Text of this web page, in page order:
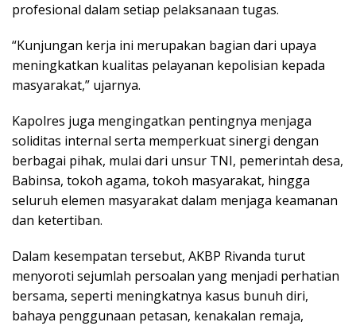
profesional dalam setiap pelaksanaan tugas.
“Kunjungan kerja ini merupakan bagian dari upaya
meningkatkan kualitas pelayanan kepolisian kepada
masyarakat,” ujarnya.
Kapolres juga mengingatkan pentingnya menjaga
soliditas internal serta memperkuat sinergi dengan
berbagai pihak, mulai dari unsur TNI, pemerintah desa,
Babinsa, tokoh agama, tokoh masyarakat, hingga
seluruh elemen masyarakat dalam menjaga keamanan
dan ketertiban.
Dalam kesempatan tersebut, AKBP Rivanda turut
menyoroti sejumlah persoalan yang menjadi perhatian
bersama, seperti meningkatnya kasus bunuh diri,
bahaya penggunaan petasan, kenakalan remaja,